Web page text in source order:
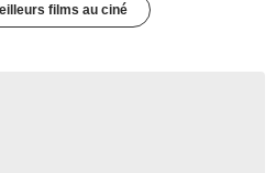
films au ciné